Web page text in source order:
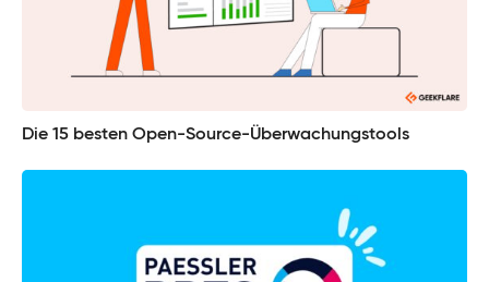
Die 15 besten Open-Source-Überwachungstools